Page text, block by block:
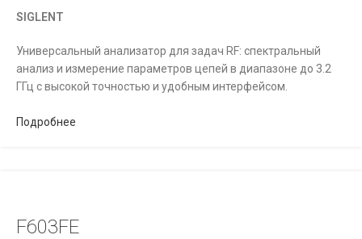
SIGLENT
Универсальный анализатор для задач RF: спектральный
анализ и измерение параметров цепей в диапазоне до 3.2
ГГц с высокой точностью и удобным интерфейсом.
Подробнее
F603FE